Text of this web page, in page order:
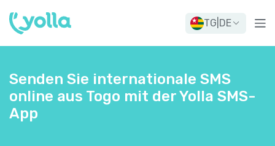
TG DE
Senden Sie internationale SMS
online aus Togo mit der Yolla SMS-
App